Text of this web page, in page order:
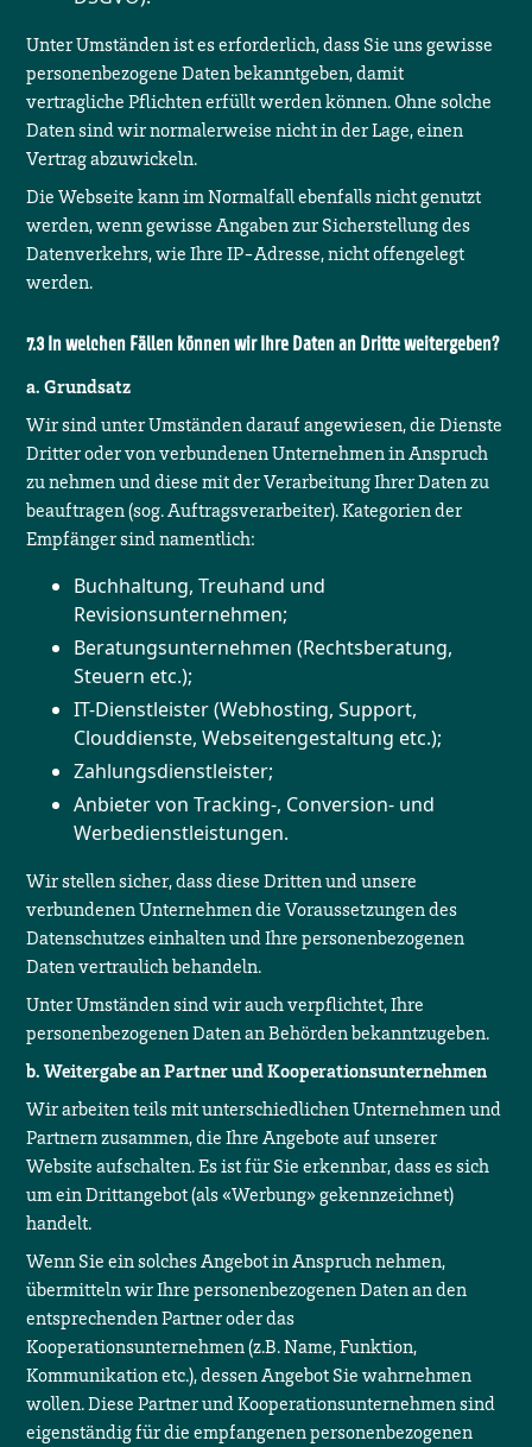
Unter Umständen ist es erforderlich, dass Sie uns gewisse
personenbezogene Daten bekanntgeben, damit
vertragliche Pflichten erfüllt werden können. Ohne solche
Daten sind wir normalerweise nicht in der Lage, einen
Vertrag abzuwickeln.
Die Webseite kann im Normalfall ebenfalls nicht genutzt
werden, wenn gewisse Angaben zur Sicherstellung des
Datenverkehrs, wie Ihre IP-Adresse, nicht offengelegt
werden.
In welchen Fällen können wir Ihre Daten an Dritte weitergeben?
a. Grundsatz
Wir sind unter Umständen darauf angewiesen, die Dienste
Dritter oder von verbundenen Unternehmen in Anspruch
zu nehmen und diese mit der Verarbeitung Ihrer Daten zu
beauftragen (sog. Auftragsverarbeiter). Kategorien der
Empfänger sind namentlich:
Buchhaltung, Treuhand und
Revisionsunternehmen;
Beratungsunternehmen (Rechtsberatung,
Steuern etc.);
IT-Dienstleister (Webhosting, Support,
Clouddienste, Webseitengestaltung etc.);
Zahlungsdienstleister;
Anbieter von Tracking-, Conversion- und
Werbedienstleistungen.
Wir stellen sicher, dass diese Dritten und unsere
verbundenen Unternehmen die Voraussetzungen des
Datenschutzes einhalten und Ihre personenbezogenen
Daten vertraulich behandeln.
Unter Umständen sind wir auch verpflichtet, Ihre
personenbezogenen Daten an Behörden bekanntzugeben.
b. Weitergabe an Partner und Kooperationsunternehmen
Wir arbeiten teils mit unterschiedlichen Unternehmen und
Partnern zusammen, die Ihre Angebote auf unserer
Website aufschalten. Es ist für Sie erkennbar, dass es sich
um ein Drittangebot (als «Werbung» gekennzeichnet)
handelt.
Wenn Sie ein solches Angebot in Anspruch nehmen,
übermitteln wir Ihre personenbezogenen Daten an den
entsprechenden Partner oder das
Kooperationsunternehmen (z.B. Name, Funktion,
Kommunikation etc.), dessen Angebot Sie wahrnehmen
wollen. Diese Partner und Kooperationsunternehmen sind
eigenständig für die empfangenen personenbezogenen